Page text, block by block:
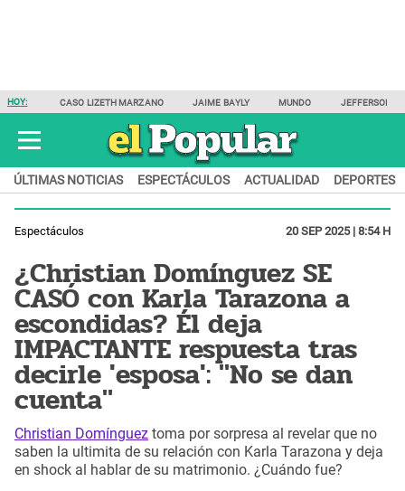
HOY: CASO LIZETH MARZANO JAIME BAYLY MUNDO JEFFERSON
ÚLTIMAS NOTICIAS ESPECTÁCULOS ACTUALIDAD DEPORTES
Espectáculos 20 SEP 2025 | 8:54 H
¿Christian Domínguez SE
CASÓ con Karla Tarazona a
escondidas? Él deja
IMPACTANTE respuesta tras
decirle 'esposa': "No se dan
cuenta"
Christian Domínguez toma por sorpresa al revelar que no
saben la ultimita de su relación con Karla Tarazona y deja
en shock al hablar de su matrimonio. ¿Cuándo fue?